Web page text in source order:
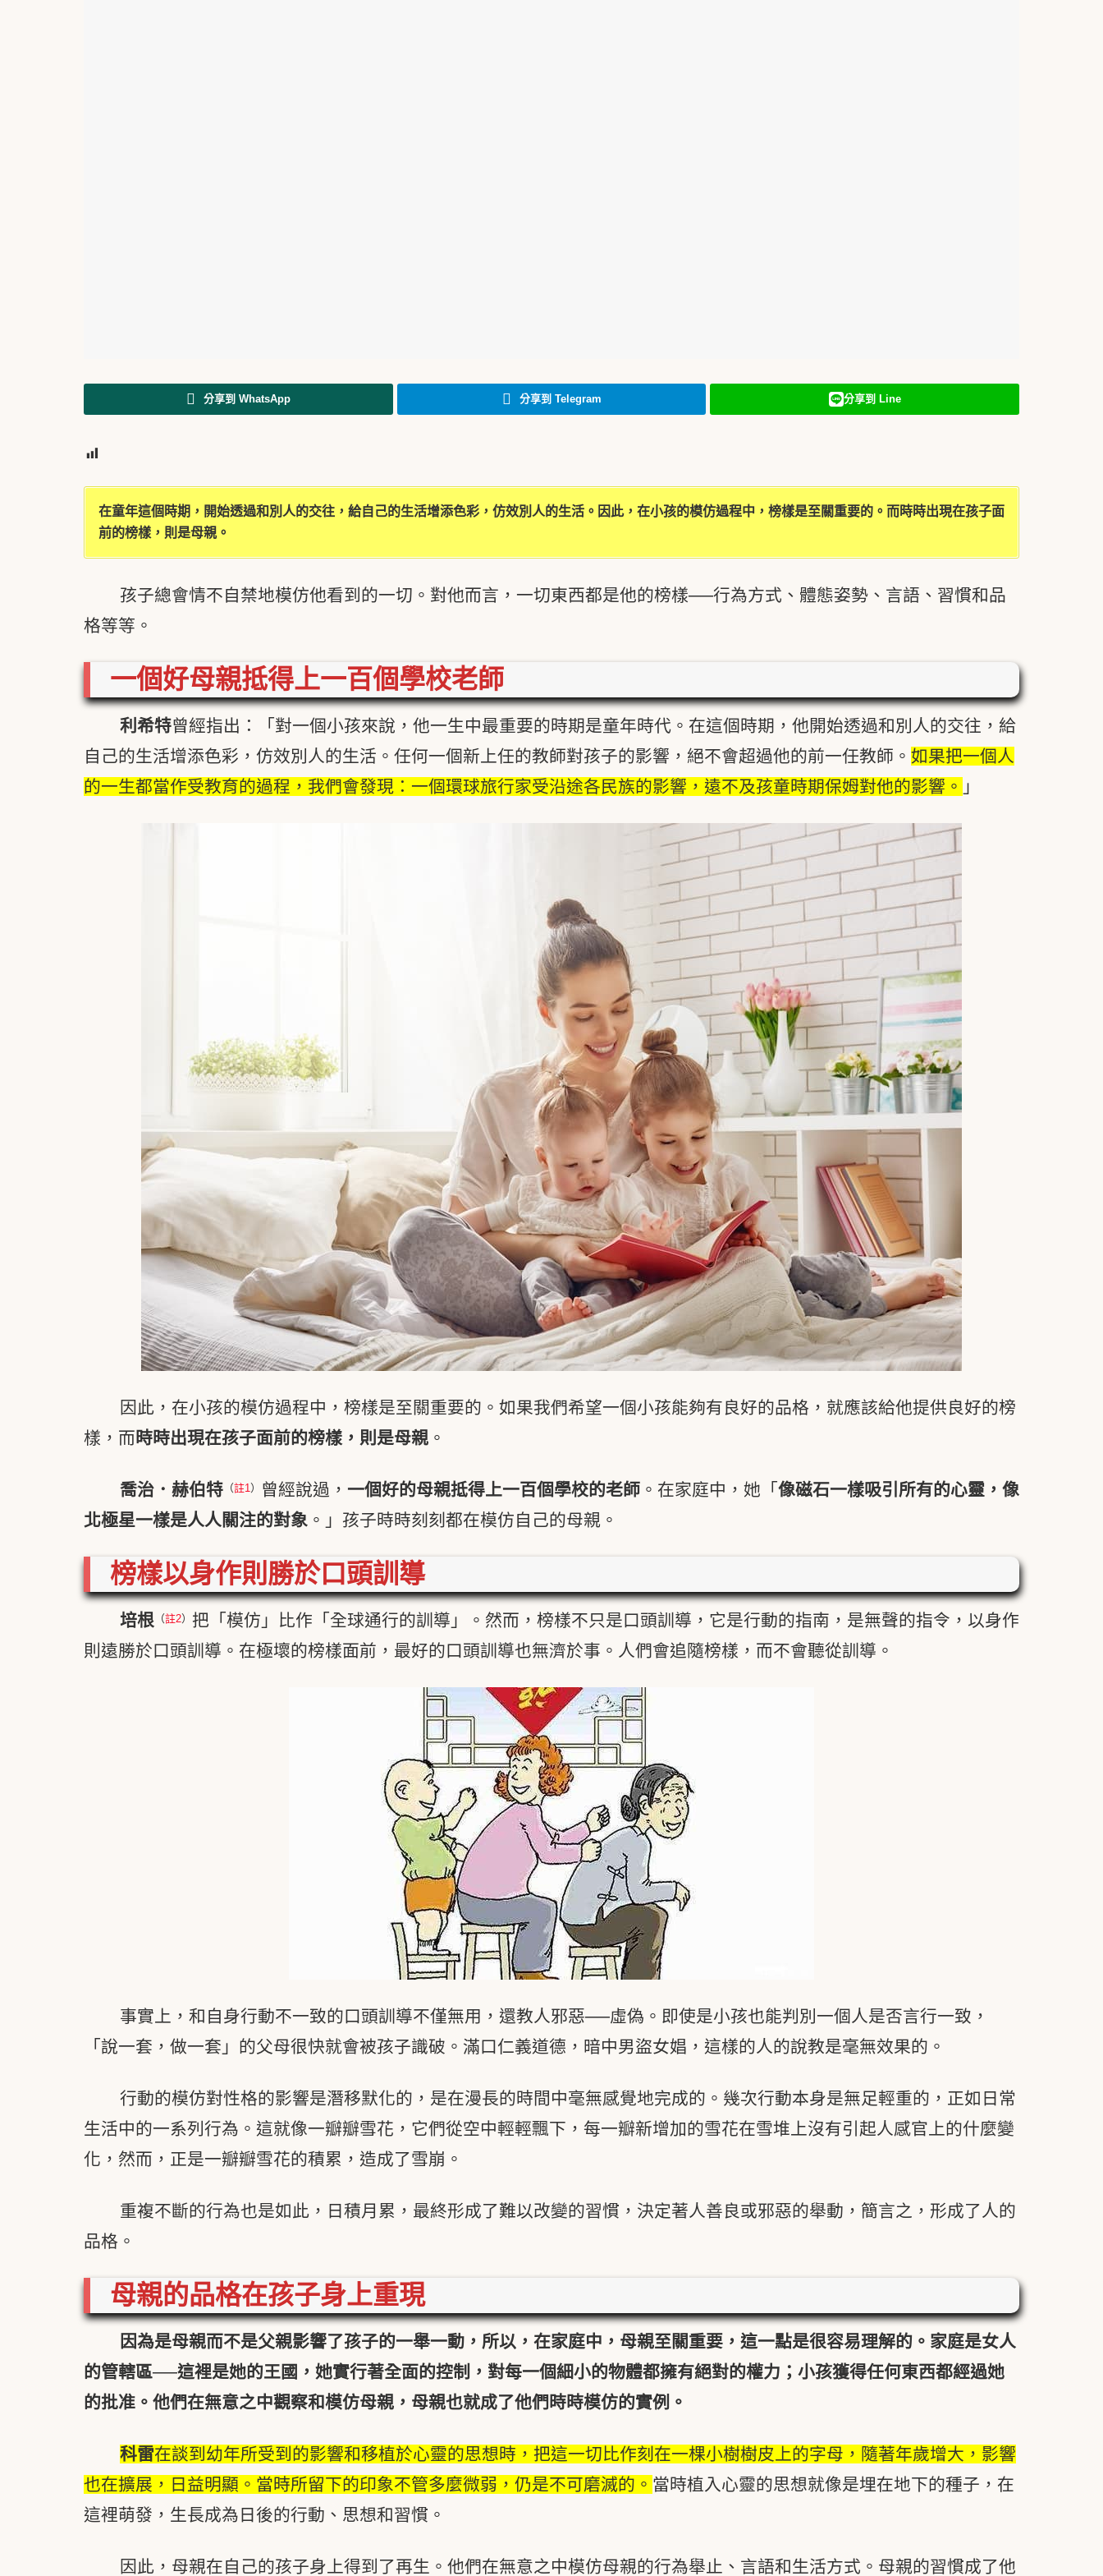
分享到 WhatsApp 分享到 Telegram 分享到 Line
在童年這個時期，開始透過和別人的交往，給自己的生活增添色彩，仿效別人的生活。因此，在小孩的模仿過程中，榜樣是至關重要的。而時時出現在孩子面
前的榜樣，則是母親。
孩子總會情不自禁地模仿他看到的一切。對他而言，一切東西都是他的榜樣──行為方式、體態姿勢、言語、習慣和品
格等等。
一個好母親抵得上一百個學校老師
利希特曾經指出：「對一個小孩來說，他一生中最重要的時期是童年時代。在這個時期，他開始透過和別人的交往，給
自己的生活增添色彩，仿效別人的生活。任何一個新上任的教師對孩子的影響，絕不會超過他的前一任教師。 如果把一個人
的一生都當作受教育的過程，我們會發現：一個環球旅行家受沿途各民族的影響，遠不及孩童時期保姆對他的影響。 」
因此，在小孩的模仿過程中，榜樣是至關重要的。如果我們希望一個小孩能夠有良好的品格，就應該給他提供良好的榜
樣，而時時出現在孩子面前的榜樣，則是母親 。
喬治．赫伯特（註1） 曾經說過， 一個好的母親抵得上一百個學校的老師。在家庭中，她「 像磁石一樣吸引所有的心靈，像
北極星一樣是人人關注的對象 。」孩子時時刻刻都在模仿自己的母親。
榜樣以身作則勝於口頭訓導
培根（註2） 把「模仿」比作「全球通行的訓導」。然而，榜樣不只是口頭訓導，它是行動的指南，是無聲的指令，以身作
則遠勝於口頭訓導。在極壞的榜樣面前，最好的口頭訓導也無濟於事。人們會追隨榜樣，而不會聽從訓導。
事實上，和自身行動不一致的口頭訓導不僅無用，還教人邪惡──虛偽。即使是小孩也能判別一個人是否言行一致，
「說一套，做一套」的父母很快就會被孩子識破。滿口仁義道德，暗中男盜女娼，這樣的人的說教是毫無效果的。
行動的模仿對性格的影響是潛移默化的，是在漫長的時間中毫無感覺地完成的。幾次行動本身是無足輕重的，正如日常
生活中的一系列行為。這就像一瓣瓣雪花，它們從空中輕輕飄下，每一瓣新增加的雪花在雪堆上沒有引起人感官上的什麼變
化，然而，正是一瓣瓣雪花的積累，造成了雪崩。
重複不斷的行為也是如此，日積月累，最終形成了難以改變的習慣，決定著人善良或邪惡的舉動，簡言之，形成了人的
品格。
母親的品格在孩子身上重現
因為是母親而不是父親影響了孩子的一舉一動，所以，在家庭中，母親至關重要，這一點是很容易理解的。家庭是女人
的管轄區──這裡是她的王國，她實行著全面的控制，對每一個細小的物體都擁有絕對的權力；小孩獲得任何東西都經過她
的批准。他們在無意之中觀察和模仿母親，母親也就成了他們時時模仿的實例。
科雷在談到幼年所受到的影響和移植於心靈的思想時，把這一切比作刻在一棵小樹樹皮上的字母，隨著年歲增大，影響
也在擴展，日益明顯。當時所留下的印象不管多麼微弱，仍是不可磨滅的。 當時植入心靈的思想就像是埋在地下的種子，在
這裡萌發，生長成為日後的行動、思想和習慣。
因此，母親在自己的孩子身上得到了再生。他們在無意之中模仿母親的行為舉止、言語和生活方式。母親的習慣成了他